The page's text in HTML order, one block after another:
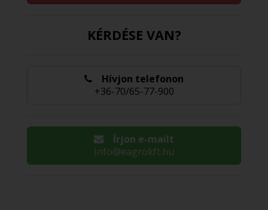
KÉRDÉSE VAN?
Hívjon telefonon
+36-70/65-77-900
Írjon e-mailt
info@eagrokft.hu